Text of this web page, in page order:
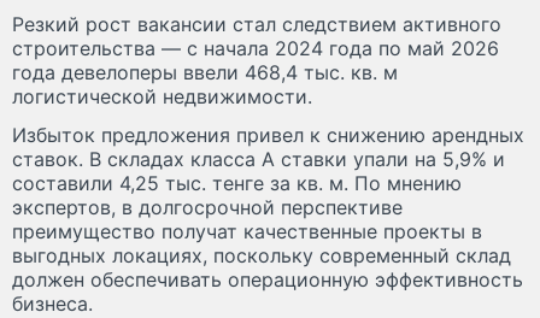
Резкий рост вакансии стал следствием активного
строительства — с начала 2024 года по май 2026
года девелоперы ввели 468,4 тыс. кв. м
логистической недвижимости.
Избыток предложения привел к снижению арендных
ставок. В складах класса А ставки упали на 5,9% и
составили 4,25 тыс. тенге за кв. м. По мнению
экспертов, в долгосрочной перспективе
преимущество получат качественные проекты в
выгодных локациях, поскольку современный склад
должен обеспечивать операционную эффективность
бизнеса.